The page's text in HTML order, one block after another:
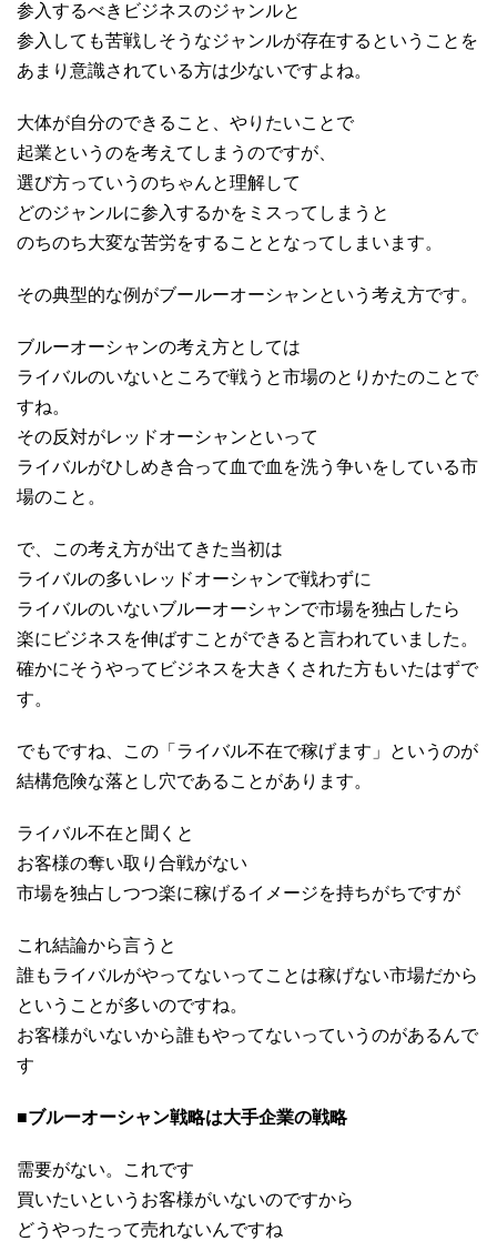
参入するべきビジネスのジャンルと
参入しても苦戦しそうなジャンルが存在するということを
あまり意識されている方は少ないですよね。
大体が自分のできること、やりたいことで
起業というのを考えてしまうのですが、
選び方っていうのちゃんと理解して
どのジャンルに参入するかをミスってしまうと
のちのち大変な苦労をすることとなってしまいます。
その典型的な例がブールーオーシャンという考え方です。
ブルーオーシャンの考え方としては
ライバルのいないところで戦うと市場のとりかたのことで
すね。
その反対がレッドオーシャンといって
ライバルがひしめき合って血で血を洗う争いをしている市
場のこと。
で、この考え方が出てきた当初は
ライバルの多いレッドオーシャンで戦わずに
ライバルのいないブルーオーシャンで市場を独占したら
楽にビジネスを伸ばすことができると言われていました。
確かにそうやってビジネスを大きくされた方もいたはずで
す。
でもですね、この「ライバル不在で稼げます」というのが
結構危険な落とし穴であることがあります。
ライバル不在と聞くと
お客様の奪い取り合戦がない
市場を独占しつつ楽に稼げるイメージを持ちがちですが
これ結論から言うと
誰もライバルがやってないってことは稼げない市場だから
ということが多いのですね。
お客様がいないから誰もやってないっていうのがあるんで
す
■ブルーオーシャン戦略は大手企業の戦略
需要がない。これです
買いたいというお客様がいないのですから
どうやったって売れないんですね